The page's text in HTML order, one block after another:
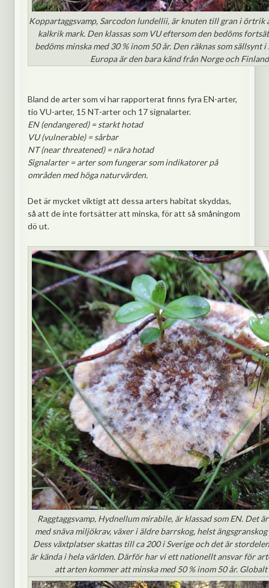
Koppartaggsvamp, Sarcodon lundellii, är knuten till gran i örtrik
kalkrik mark. Den klassas som VU eftersom den bedöms
bedöms minska med 30 % inom 50 år. Den räknas som sällsynt i
Europa är den bara känd från Norge och
Bland de arter som vi har rapporterat finns fyra EN-arter,
tio VU-arter, 15 NT-arter och 17 signalarter.
EN (endangered) = starkt hotad
VU (vulnerable) = sårbar
NT (near threatened) = nära hotad
Signalarter = arter som fungerar som indikatorer på
områden med höga naturvärden.
Det är mycket viktigt att dessa arters habitat skyddas,
så att de inte fortsätter att minska, för att så småningom
dö ut.
Raggtaggsvamp, Hydnellum mirabile, är klassad som EN. Det
med snäva miljökrav, växer i äldre barrskog, helst
Dess växtplatser skattas till ca 200 i Sverige och det är
är kända i hela världen. Därför har vi ett nationellt ansvar för
att arten kommer att minska med 50 % inom 50 år.